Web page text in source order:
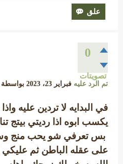
0
تصويتات
تم الرد عليه فبراير 23، 2023 بواسطة
في البدايه لا تردين عليه
يكسب ابوه اذا رديتي بيتج
بس تعرفي شو يحب منج
على عقله الباطن ثم عليكي